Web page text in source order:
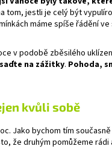
tom, jestli je celý být
máme spíše řádění
v podobě zběsilého
na zážitky. Pohoda,
kvůli sobě
Jako bychom tím
že druhým pomůžeme